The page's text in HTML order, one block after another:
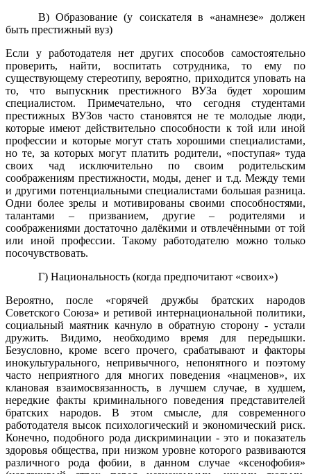
В) Образование (у соискателя в «анамнезе» должен
быть престижный вуз)
Если у работодателя нет других способов самостоятельно
проверить, найти, воспитать сотрудника, то ему по
существующему стереотипу, вероятно, приходится уповать на
то, что выпускник престижного ВУЗа будет хорошим
специалистом. Примечательно, что сегодня студентами
престижных ВУЗов часто становятся не те молодые люди,
которые имеют действительно способности к той или иной
профессии и которые могут стать хорошими специалистами,
но те, за которых могут платить родители, «поступая» туда
своих чад исключительно по своим родительским
соображениям престижности, моды, денег и т.д. Между теми
и другими потенциальными специалистами большая разница.
Одни более зрелы и мотивированы своими способностями,
талантами – призванием, другие – родителями и
соображениями достаточно далёкими и отвлечёнными от той
или иной профессии. Такому работодателю можно только
посочувствовать.
Г) Национальность (когда предпочитают «своих»)
Вероятно, после «горячей дружбы братских народов
Советского Союза» и ретивой интернациональной политики,
социальный маятник качнуло в обратную сторону - устали
дружить. Видимо, необходимо время для передышки.
Безусловно, кроме всего прочего, срабатывают и факторы
инокультурального, непривычного, непонятного и поэтому
часто неприятного для многих поведения «нацменов», их
клановая взаимосвязанность, в лучшем случае, в худшем,
нередкие факты криминального поведения представителей
братских народов. В этом смысле, для современного
работодателя высок психологический и экономический риск.
Конечно, подобного рода дискриминации - это и показатель
здоровья общества, при низком уровне которого развиваются
различного рода фобии, в данном случае «ксенофобия»